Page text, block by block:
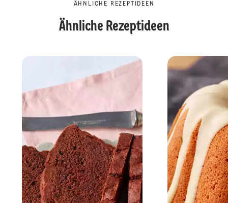
ÄHNLICHE REZEPTIDEEN
Ähnliche Rezeptideen